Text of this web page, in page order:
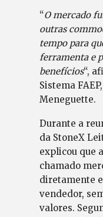
“O mercado
outras
tempo para
ferramenta e
benefícios“,
Sistema
Meneguette.
Durante a
da StoneX
explicou que
chamado
diretamente
vendedor,
valores.